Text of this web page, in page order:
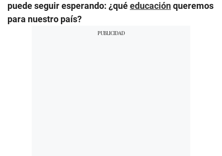
puede seguir esperando: ¿quéeducaciónqueremos
para nuestro país?